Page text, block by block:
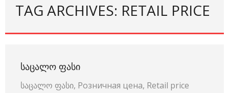
TAG ARCHIVES: RETAIL PRICE
ᲡᲐᲪᲐᲚᲝ ᲤᲐᲡᲘ
საცალო ფასი, Розничная цена, Retail price